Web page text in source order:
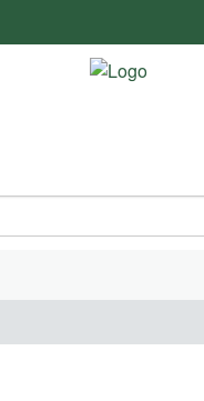
UND FINANZIERUNG